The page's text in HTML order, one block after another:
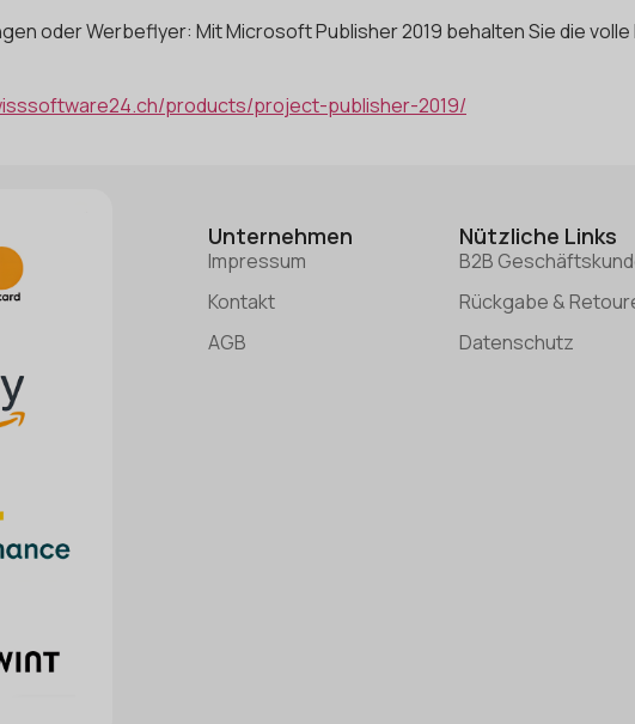
oder Werbeflyer: Mit Microsoft Publisher 2019 behalten Sie die
products/project-publisher-2019/
Unternehmen
Impressum
Kontakt
AGB
Nützliche Links
B2B
Rückgabe &
Datenschutz